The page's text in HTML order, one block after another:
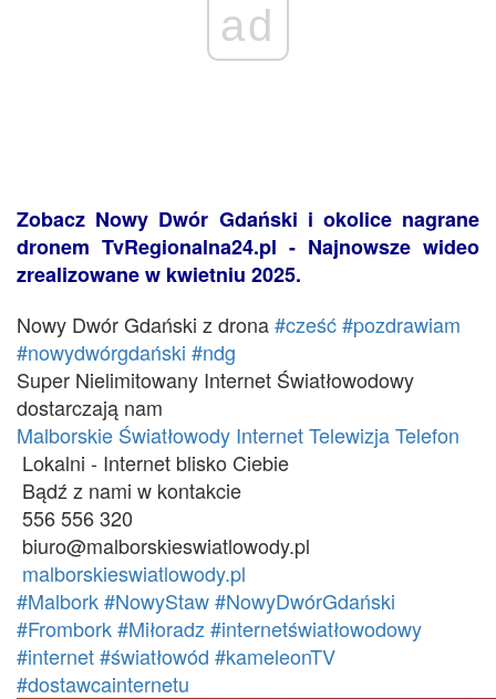
ad
Zobacz Nowy Dwór Gdański i okolice nagrane
dronem TvRegionalna24.pl - Najnowsze wideo
zrealizowane w kwietniu 2025.
Nowy Dwór Gdański z drona#cześć#pozdrawiam
#nowydwórgdański #ndg
Super Nielimitowany Internet Światłowodowy
dostarczają nam
Malborskie Światłowody Internet Telewizja Telefon
Lokalni - Internet blisko Ciebie
Bądź z nami w kontakcie
556 556 320
biuro@malborskieswiatlowody.pl
malborskieswiatlowody.pl
#Malbork#NowyStaw#NowyDwórGdański
#Frombork#Miłoradz #internetświatłowodowy
#internet#światłowód #kameleonTV
#dostawcainternetu